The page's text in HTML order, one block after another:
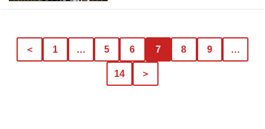
＜ 1 … 5 6 7 8 9 …
14 ＞